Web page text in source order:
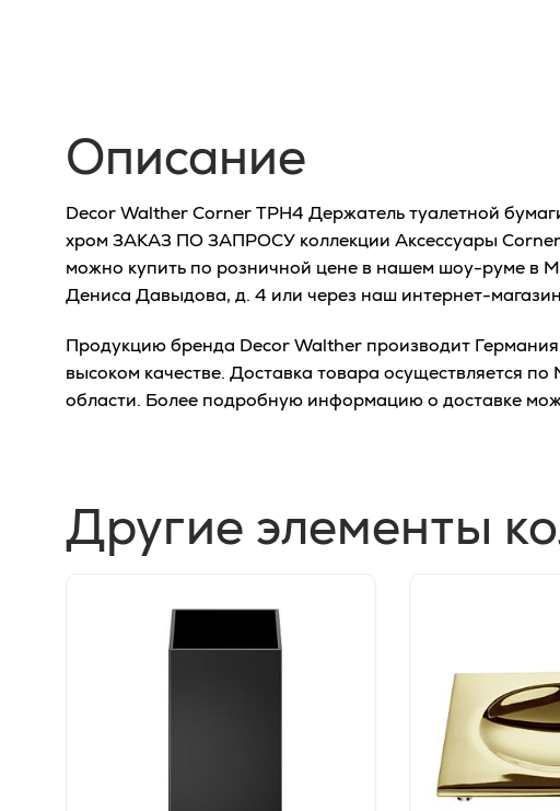
Описание
Decor Walther Corner TPH4 Держатель туалетной
хром ЗАКАЗ ПО ЗАПРОСУ коллекции Аксессуары
можно купить по розничной цене в нашем шоу-руме в
Дениса Давыдова, д. 4 или через наш интернет-
Продукцию бренда Decor Walther производит
высоком качестве. Доставка товара осуществляется
области. Более подробную информацию о доставке
Другие элементы